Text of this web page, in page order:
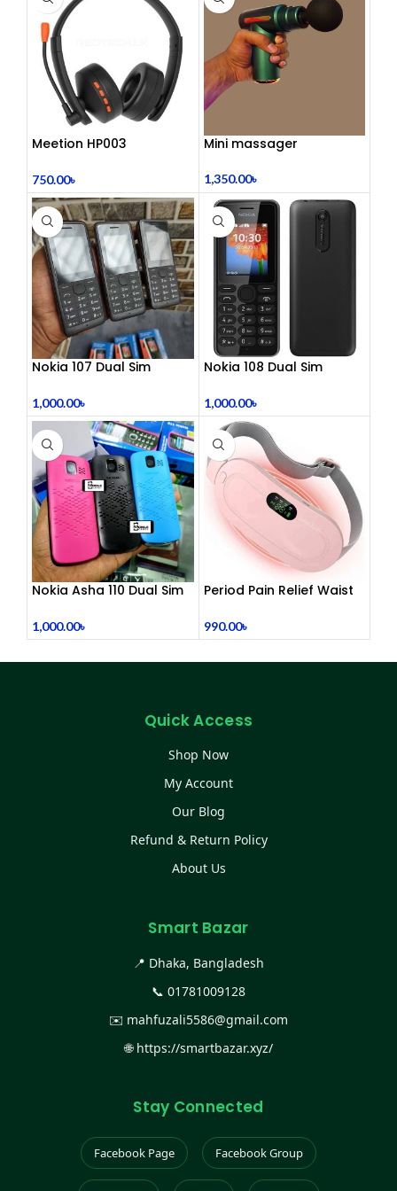
Meetion HP003
Noise Cancelling Mic –
Comfortable Office Call
Center Headphones |
Dual 3.5mm Jack | Soft
Ear Cushion | Durable
Wired Headset for
Laptop & PC
750.00৳
Mini massager
1,350.00৳
Nokia 107 Dual Sim
1,000.00৳
Nokia 108 Dual Sim
1,000.00৳
Nokia Asha 110 Dual Sim
1,000.00৳
Period Pain Relief Waist
990.00৳
Quick Access
Shop Now
My Account
Our Blog
Refund & Return Policy
About Us
Smart Bazar
📍 Dhaka, Bangladesh
📞 01781009128
✉️ mahfuzali5586@gmail.com
🌐 https://smartbazar.xyz/
Stay Connected
Facebook Page Facebook Group